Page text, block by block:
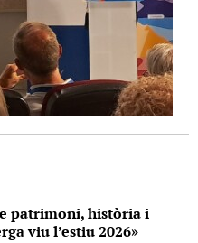
patrimoni, història i
viu l’estiu 2026»